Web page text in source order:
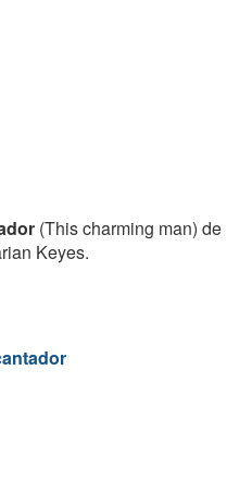
(This charming man) de
Keyes.